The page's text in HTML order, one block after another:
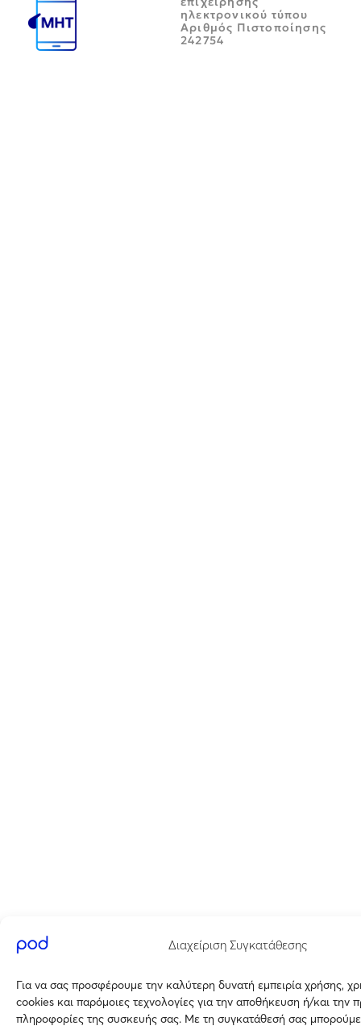
Διαχείριση Συγκατάθεσης
Για να σας προσφέρουμε την καλύτερη δυνατή εμπειρία χρήσης,
cookies και παρόμοιες τεχνολογίες για την αποθήκευση ή/και την
πληροφορίες της συσκευής σας. Με τη συγκατάθεσή σας
ηλεκτρονικού τύπου
Αριθμός Πιστοποίησης
242754